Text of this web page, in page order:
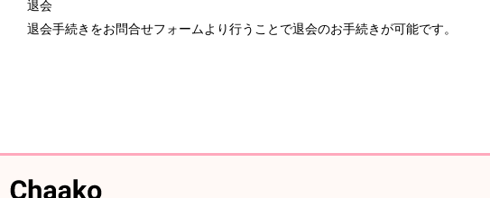
退会
退会手続きをお問合せフォームより行うことで退会のお手続きが可能です。